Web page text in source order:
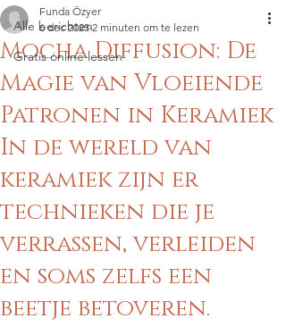
Alle berichten
Gratis online lessen
Mocha Diffusion: De
Magie van Vloeiende
Patronen in Keramiek
In de wereld van
keramiek zijn er
technieken die je
verrassen, verleiden
en soms zelfs een
beetje betoveren.
Funda Özyer
6 dec 2025 2 minuten om te lezen